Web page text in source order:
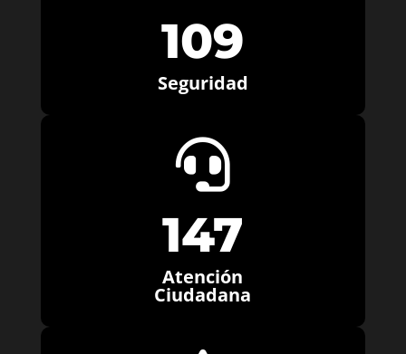
109
Seguridad

147
Atención
Ciudadana